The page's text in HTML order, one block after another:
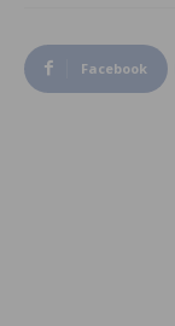
Facebook